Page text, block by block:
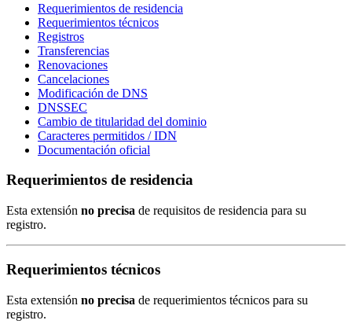
Requerimientos de residencia
Requerimientos técnicos
Registros
Transferencias
Renovaciones
Cancelaciones
Modificación de DNS
DNSSEC
Cambio de titularidad del dominio
Caracteres permitidos / IDN
Documentación oficial
Requerimientos de residencia
Esta extensión no precisa de requisitos de residencia para su
registro.
Requerimientos técnicos
Esta extensión no precisa de requerimientos técnicos para su
registro.